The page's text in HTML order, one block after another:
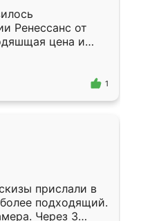
Ренессанс от
цена и
Приехавший
самый
1
прислали в
подходящий.
Через 3